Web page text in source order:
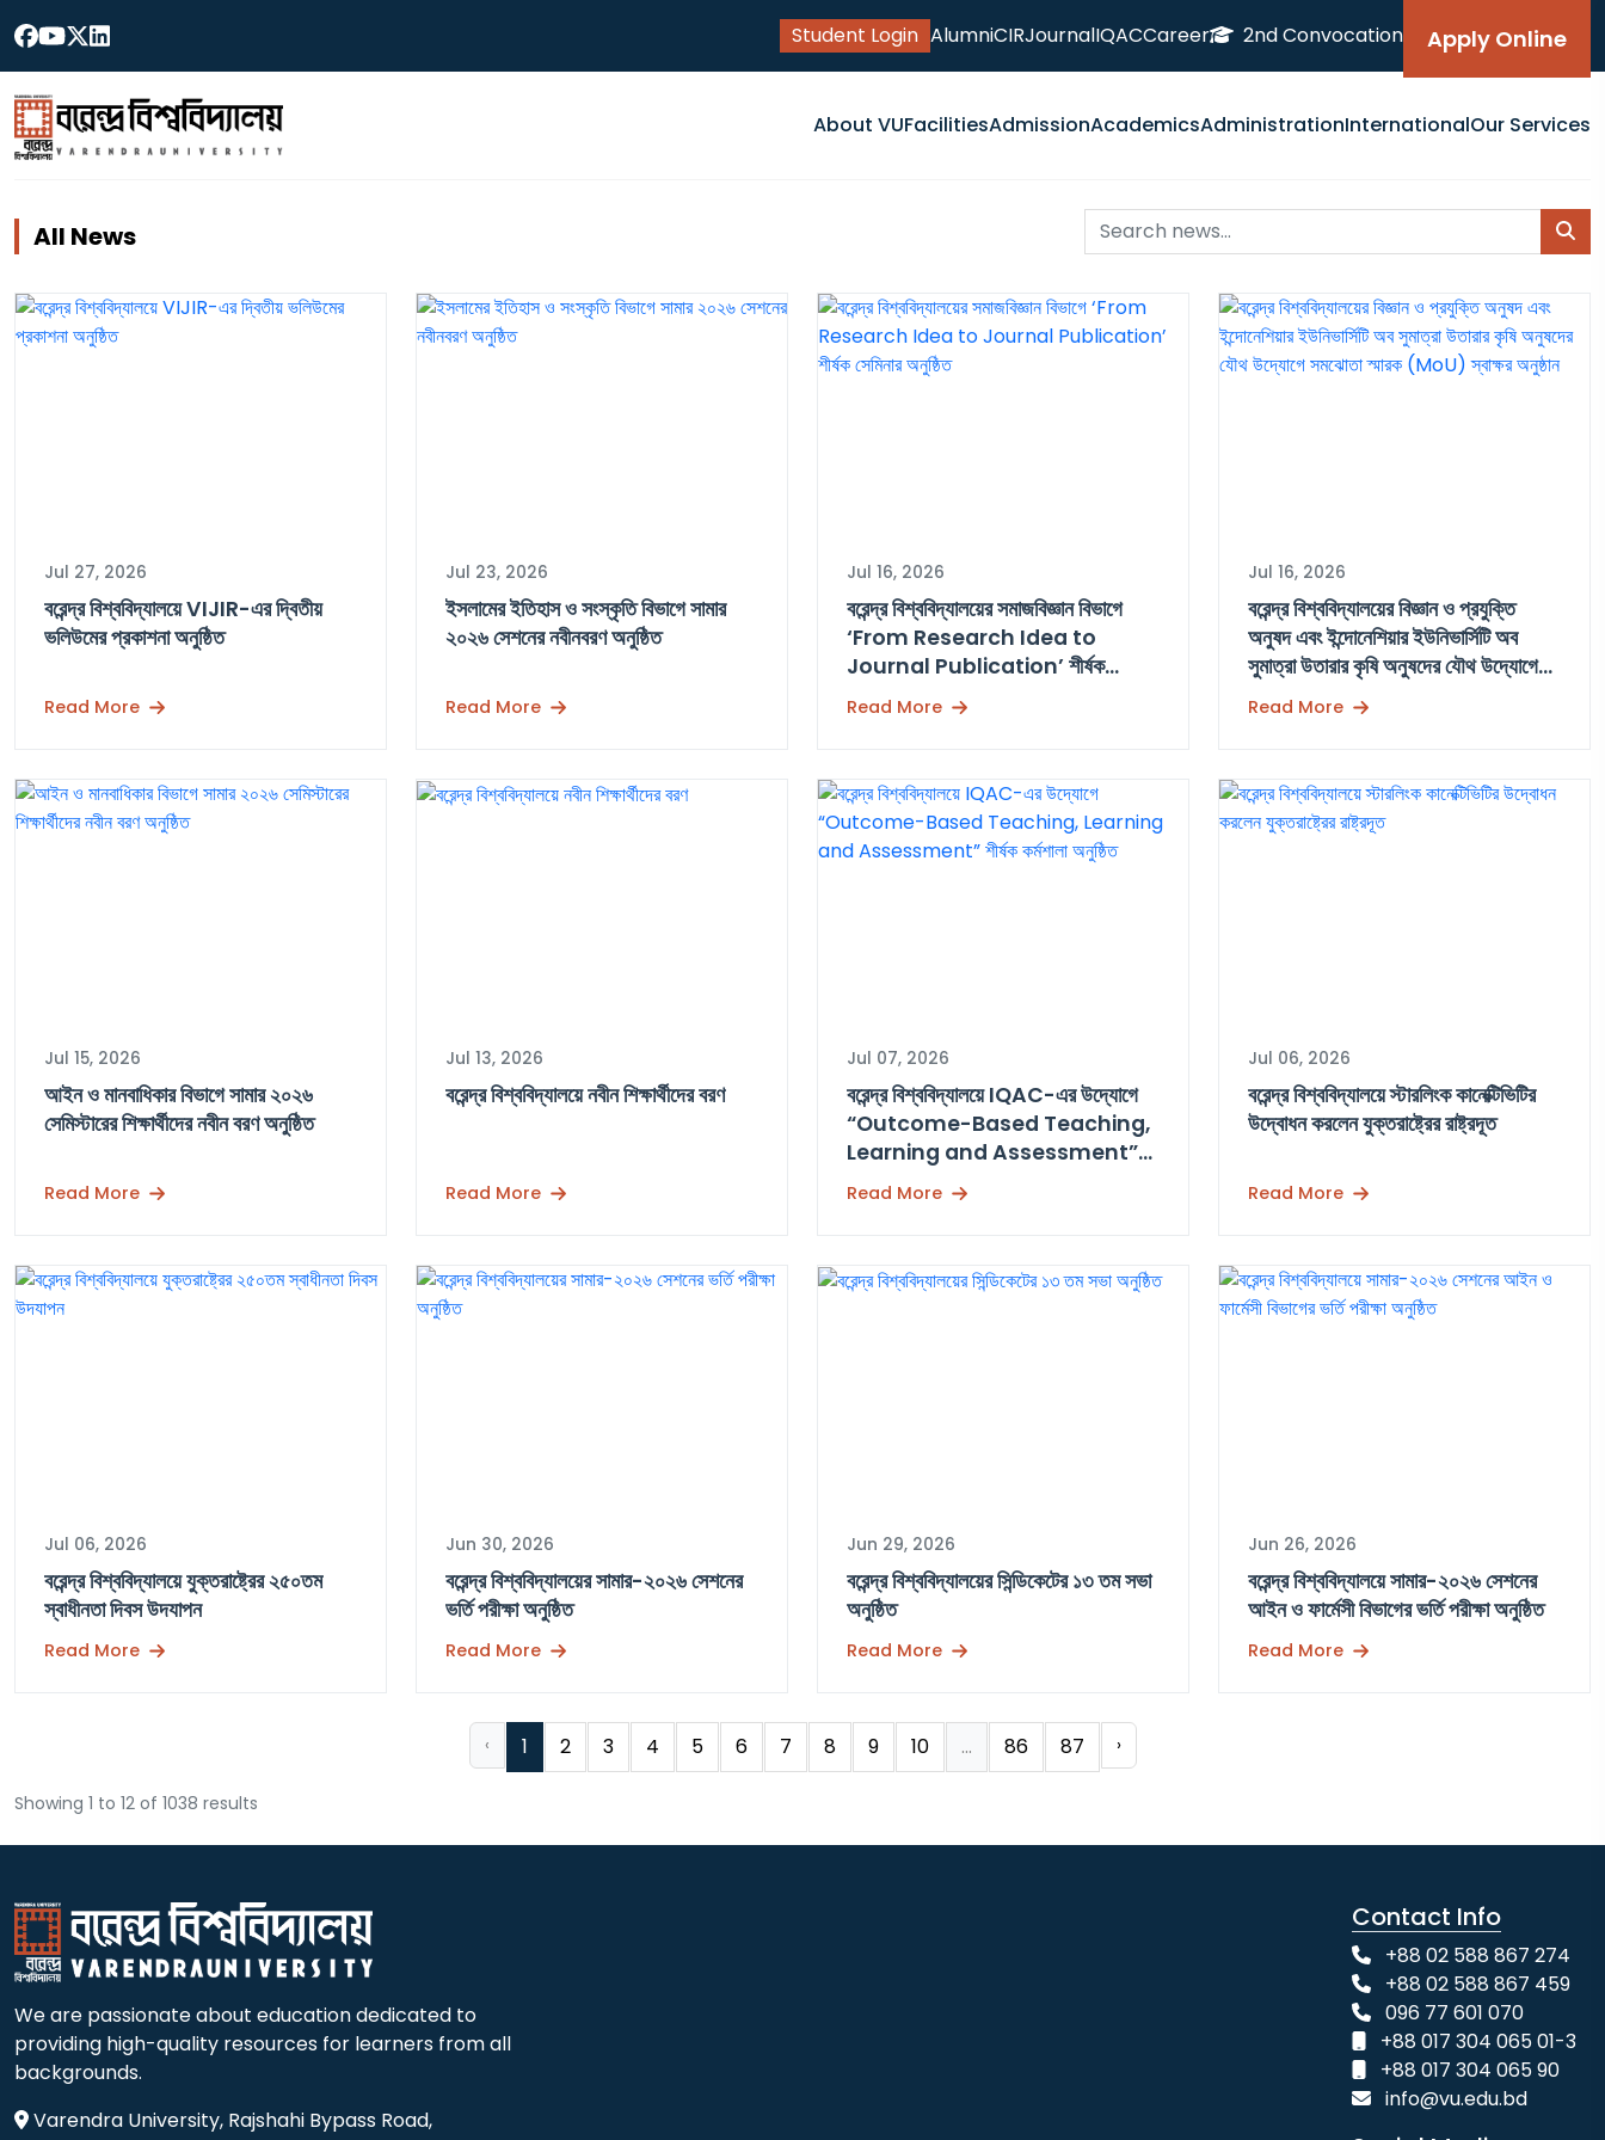
Student Login AlumniCIRJournalIQACCareer 2nd Convocation Apply Online
About VUFacilitiesAdmissionAcademicsAdministrationInternationalOur Services
All News
Jul 27, 2026
বরেন্দ্র বিশ্ববিদ্যালয়ে VIJIR-এর দ্বিতীয়
ভলিউমের প্রকাশনা অনুষ্ঠিত
Read More
Jul 23, 2026
ইসলামের ইতিহাস ও সংস্কৃতি বিভাগে সামার
২০২৬ সেশনের নবীনবরণ অনুষ্ঠিত
Read More
Jul 16, 2026
বরেন্দ্র বিশ্ববিদ্যালয়ের সমাজবিজ্ঞান বিভাগে
‘From Research Idea to
Journal Publication’ শীর্ষক
সেমিনার অনুষ্ঠিত
Read More
Jul 16, 2026
বরেন্দ্র বিশ্ববিদ্যালয়ের বিজ্ঞান ও প্রযুক্তি
অনুষদ এবং ইন্দোনেশিয়ার ইউনিভার্সিটি অব
সুমাত্রা উতারার কৃষি অনুষদের যৌথ উদ্যোগে
সমঝোতা স্মারক (MoU) স্বাক্ষর অনুষ্ঠান
Read More
Jul 15, 2026
আইন ও মানবাধিকার বিভাগে সামার ২০২৬
সেমিস্টারের শিক্ষার্থীদের নবীন বরণ অনুষ্ঠিত
Read More
Jul 13, 2026
বরেন্দ্র বিশ্ববিদ্যালয়ে নবীন শিক্ষার্থীদের বরণ
Read More
Jul 07, 2026
বরেন্দ্র বিশ্ববিদ্যালয়ে IQAC-এর উদ্যোগে
“Outcome-Based Teaching,
Learning and Assessment”
শীর্ষক কর্মশালা অনুষ্ঠিত
Read More
Jul 06, 2026
বরেন্দ্র বিশ্ববিদ্যালয়ে স্টারলিংক কানেক্টিভিটির
উদ্বোধন করলেন যুক্তরাষ্ট্রের রাষ্ট্রদূত
Read More
Jul 06, 2026
বরেন্দ্র বিশ্ববিদ্যালয়ে যুক্তরাষ্ট্রের ২৫০তম
স্বাধীনতা দিবস উদযাপন
Read More
Jun 30, 2026
বরেন্দ্র বিশ্ববিদ্যালয়ের সামার-২০২৬ সেশনের
ভর্তি পরীক্ষা অনুষ্ঠিত
Read More
Jun 29, 2026
বরেন্দ্র বিশ্ববিদ্যালয়ের সিন্ডিকেটের ১৩ তম সভা
অনুষ্ঠিত
Read More
Jun 26, 2026
বরেন্দ্র বিশ্ববিদ্যালয়ে সামার-২০২৬ সেশনের
আইন ও ফার্মেসী বিভাগের ভর্তি পরীক্ষা অনুষ্ঠিত
Read More
‹ 1 2 3 4 5 6 7 8 9 10 ... 86 87 ›
Showing 1 to 12 of 1038 results
We are passionate about education dedicated to
providing high-quality resources for learners from all
backgrounds.
Varendra University, Rajshahi Bypass Road,
Contact Info
+88 02 588 867 274
+88 02 588 867 459
096 77 601 070
+88 017 304 065 01-3
+88 017 304 065 90
info@vu.edu.bd